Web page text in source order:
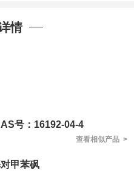
情
号：16192-04-4
查看相似产品 >
甲苯砜